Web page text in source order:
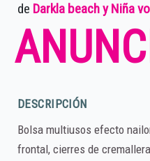
de Darkla beach y Niña
DESCRIPCIÓN
Bolsa multiusos efecto
frontal, cierres de